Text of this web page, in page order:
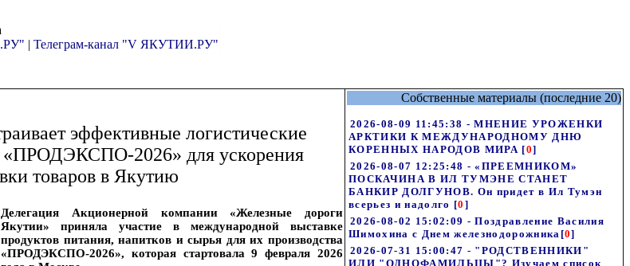
| Телеграм-канал "V ЯКУТИИ.РУ"
эффективные логистические
«ПРОДЭКСПО-2026» для ускорения
товаров в Якутию
Делегация Акционерной компании «Железные дороги
Якутии» приняла участие в международной выставке
продуктов питания, напитков и сырья для их производства
«ПРОДЭКСПО-2026», которая стартовала 9 февраля 2026
Собственные материалы (последние 20)
2026-08-09 11:45:38 - МНЕНИЕ УРОЖЕНКИ
АРКТИКИ К МЕЖДУНАРОДНОМУ ДНЮ
КОРЕННЫХ НАРОДОВ МИРА [0]
2026-08-07 12:25:48 - «ПРЕЕМНИКОМ»
ПОСКАЧИНА В ИЛ ТУМЭНЕ СТАНЕТ
БАНКИР ДОЛГУНОВ. Он придет в Ил Тумэн
всерьез и надолго [0 ]
2026-08-02 15:02:09 - Поздравление Василия
Шимохина с Днем железнодорожника [0]
2026-07-31 15:00:47 - "РОДСТВЕННИКИ"
ИЛИ "ОДНОФАМИЛЬЦЫ"? Изучаем список